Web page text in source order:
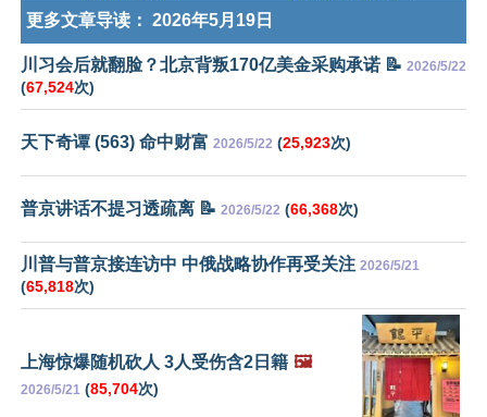
更多文章导读： 2026年5月19日
川习会后就翻脸？北京背叛170亿美金采购承诺 📝 2026/5/22
(67,524次)
天下奇谭 (563) 命中财富 2026/5/22 (25,923次)
普京讲话不提习透疏离 📝 2026/5/22 (66,368次)
川普与普京接连访中 中俄战略协作再受关注 2026/5/21
(65,818次)
上海惊爆随机砍人 3人受伤含2日籍 🖼️
2026/5/21 (85,704次)